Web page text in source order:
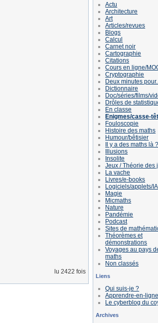
lu 2422 fois
Actu
Architecture
Art
Articles/revues
Blogs
Calcul
Carnet noir
Cartographie
Citations
Cours en ligne/
Cryptographie
Deux minutes pour...
Dictionnaire
Doc/séries/films/
Drôles de
En classe
Enigmes/casse-
Fouloscopie
Histoire des maths
Humour/bêtisier
Il y a des maths là ?
Illusions
Insolite
Jeux / Théorie des
La vache
Livres/e-books
Logiciels/applets/IA
Magie
Micmaths
Nature
Pandémie
Podcast
Sites de
Théorèmes et
démonstrations
Voyages au pays
maths
Non classés
Liens
Qui suis-je ?
Apprendre-en-
Le cyberblog du
Archives